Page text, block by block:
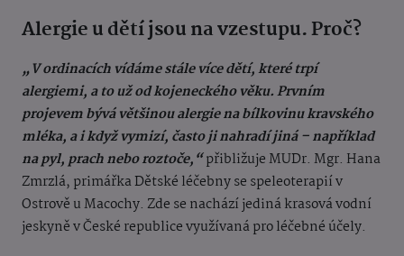
Alergie u dětí jsou na vzestupu. Proč?
„V ordinacích vídáme stále více dětí, které trpí
alergiemi, a to už od kojeneckého věku. Prvním
projevem bývá většinou alergie na bílkovinu kravského
mléka, a i když vymizí, často ji nahradí jiná – například
na pyl, prach nebo roztoče,“přibližuje MUDr. Mgr. Hana
Zmrzlá, primářka Dětské léčebny se speleoterapií v
Ostrově u Macochy. Zde se nachází jediná krasová vodní
jeskyně v České republice využívaná pro léčebné účely.